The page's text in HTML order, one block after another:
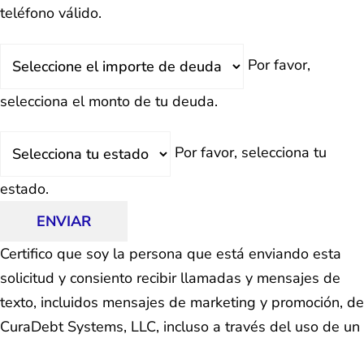
teléfono válido.
Por favor,
selecciona el monto de tu deuda.
Por favor, selecciona tu
estado.
ENVIAR
Certifico que soy la persona que está enviando esta
solicitud y consiento recibir llamadas y mensajes de
texto, incluidos mensajes de marketing y promoción, de
CuraDebt Systems, LLC, incluso a través del uso de un